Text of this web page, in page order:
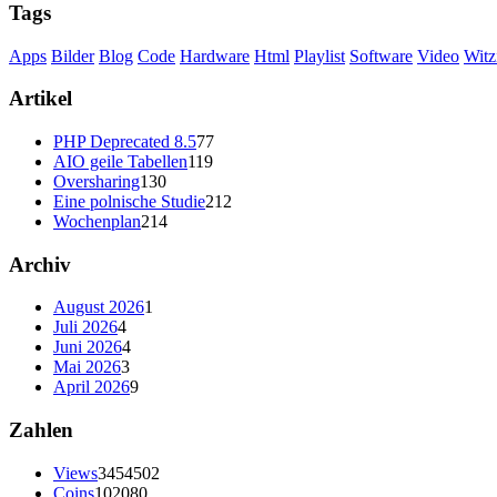
Tags
Apps Bilder Blog Code Hardware Html Playlist Software Video
Artikel
PHP Deprecated 8.577
AIO geile Tabellen119
Oversharing130
Eine polnische Studie212
Wochenplan214
Archiv
August 20261
Juli 20264
Juni 20264
Mai 20263
April 20269
Zahlen
Views3454502
Coins102080